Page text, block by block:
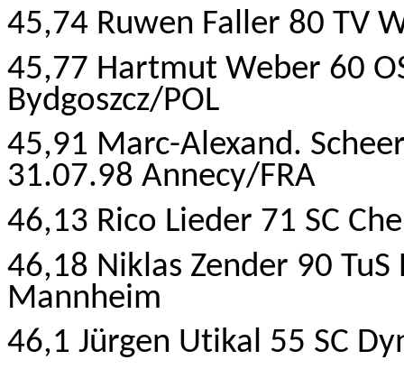
45,74 Ruwen Faller 80 TV
45,77 Hartmut Weber 60
Bydgoszcz/POL
45,91 Marc-Alexand.
31.07.98 Annecy/FRA
46,13 Rico Lieder 71 SC
46,18 Niklas Zender 90
Mannheim
46,1 Jürgen Utikal 55 SC